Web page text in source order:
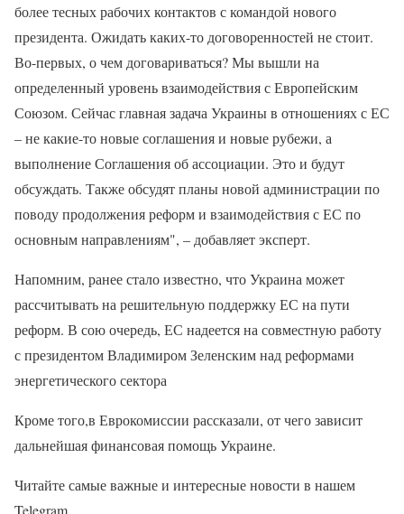
более тесных рабочих контактов с командой нового
президента. Ожидать каких-то договоренностей не стоит.
Во-первых, о чем договариваться? Мы вышли на
определенный уровень взаимодействия с Европейским
Союзом. Сейчас главная задача Украины в отношениях с ЕС
– не какие-то новые соглашения и новые рубежи, а
выполнение Соглашения об ассоциации. Это и будут
обсуждать. Также обсудят планы новой администрации по
поводу продолжения реформ и взаимодействия с ЕС по
основным направлениям", – добавляет эксперт.
Напомним, ранее стало известно, что Украина может
рассчитывать на решительную поддержку ЕС на пути
реформ. В сою очередь, ЕС надеется на совместную работу
с президентом Владимиром Зеленским над реформами
энергетического сектора
Кроме того,в Еврокомиссии рассказали, от чего зависит
дальнейшая финансовая помощь Украине.
Читайте самые важные и интересные новости в нашем
Telegram